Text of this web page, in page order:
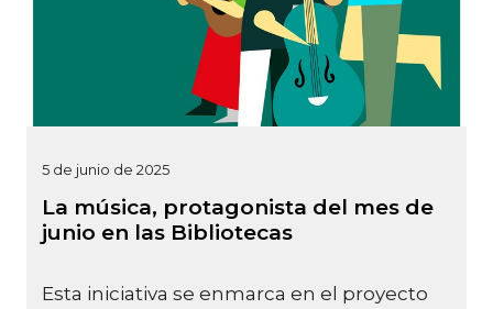
5 de junio de 2025
La música, protagonista del mes de
junio en las Bibliotecas
Esta iniciativa se enmarca en el proyecto